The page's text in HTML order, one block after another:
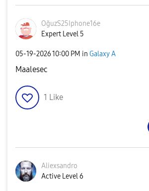
OğuzS25Iphone16e
Expert Level 5
‎05-19-202610:00 PM in Galaxy A
Maalesec
1 Like
Aliexsandro
Active Level 6